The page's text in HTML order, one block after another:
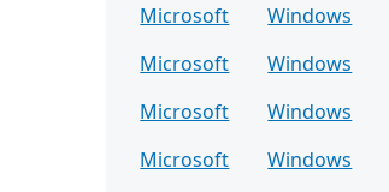
Microsoft
Windows
Microsoft
Windows
Microsoft
Windows
Microsoft
Windows